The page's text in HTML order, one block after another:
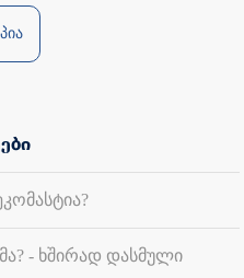
- ხშირად დასმული